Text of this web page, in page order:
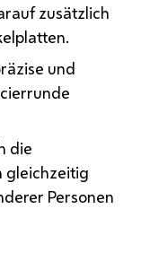
zusätzlich
und
die
gleichzeitig
Personen